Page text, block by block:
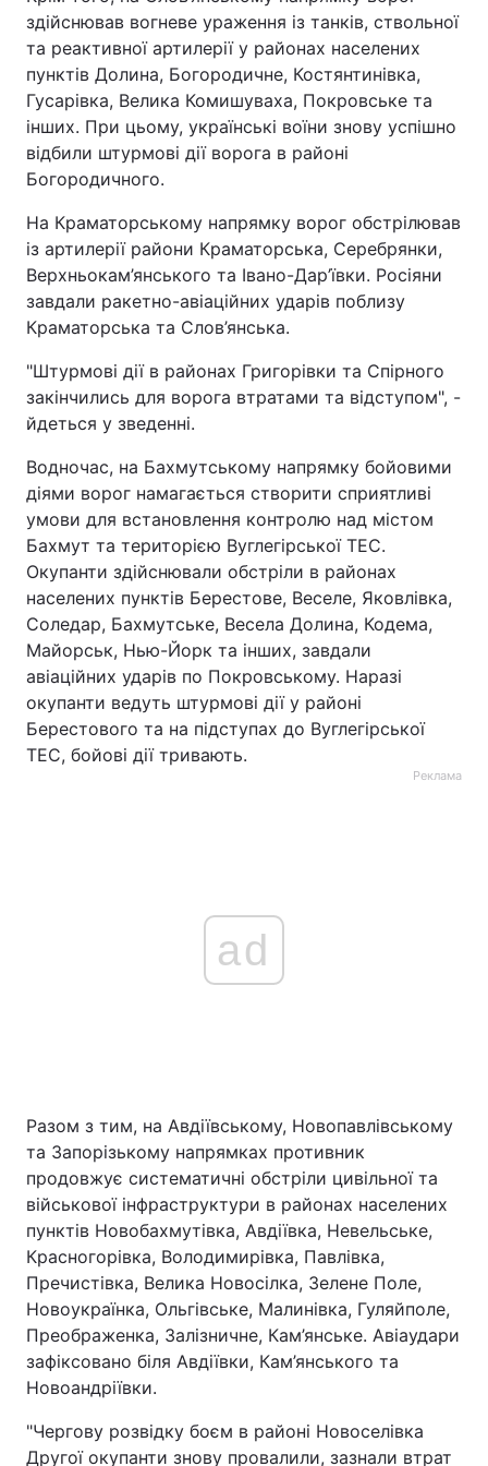
Тема оформлення
здійснював вогневе ураження із танків, ствольної
та реактивної артилерії у районах населених
пунктів Долина, Богородичне, Костянтинівка,
Гусарівка, Велика Комишуваха, Покровське та
інших. При цьому, українські воїни знову успішно
відбили штурмові дії ворога в районі
Богородичного.
На Краматорському напрямку ворог обстрілював
із артилерії райони Краматорська, Серебрянки,
Верхньокам’янського та Івано-Дар’ївки. Росіяни
завдали ракетно-авіаційних ударів поблизу
Краматорська та Слов’янська.
"Штурмові дії в районах Григорівки та Спірного
закінчились для ворога втратами та відступом", -
йдеться у зведенні.
Водночас, на Бахмутському напрямку бойовими
діями ворог намагається створити сприятливі
умови для встановлення контролю над містом
Бахмут та територією Вуглегірської ТЕС.
Окупанти здійснювали обстріли в районах
населених пунктів Берестове, Веселе, Яковлівка,
Соледар, Бахмутське, Весела Долина, Кодема,
Майорськ, Нью-Йорк та інших, завдали
авіаційних ударів по Покровському. Наразі
окупанти ведуть штурмові дії у районі
Берестового та на підступах до Вуглегірської
ТЕС, бойові дії тривають.
Реклама
ad
Разом з тим, на Авдіївському, Новопавлівському
та Запорізькому напрямках противник
продовжує систематичні обстріли цивільної та
військової інфраструктури в районах населених
пунктів Новобахмутівка, Авдіївка, Невельське,
Красногорівка, Володимирівка, Павлівка,
Пречистівка, Велика Новосілка, Зелене Поле,
Новоукраїнка, Ольгівське, Малинівка, Гуляйполе,
Преображенка, Залізничне, Кам’янське. Авіаудари
зафіксовано біля Авдіївки, Кам’янського та
Новоандріївки.
"Чергову розвідку боєм в районі Новоселівка
Другої окупанти знову провалили, зазнали втрат